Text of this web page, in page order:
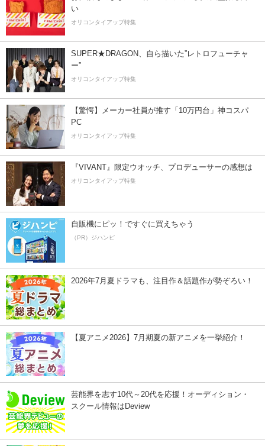
い
オリコンタイアップ特集
SUPER★DRAGON、自ら描いた”レトロフューチャ
ー”
オリコンタイアップ特集
【驚愕】メーカー社員が推す「10万円台」神コスパ
PC
オリコンタイアップ特集
『VIVANT』限定ウオッチ、プロデューサーの感想は
オリコンタイアップ特集
自販機にピッ！ですぐに買えちゃう
（PR）ジハンピ
2026年7月夏ドラマも、注目作＆話題作が勢ぞろい！
【夏アニメ2026】7月期夏の新アニメを一挙紹介！
芸能界を志す10代～20代を応援！オーディション・
スクール情報はDeview